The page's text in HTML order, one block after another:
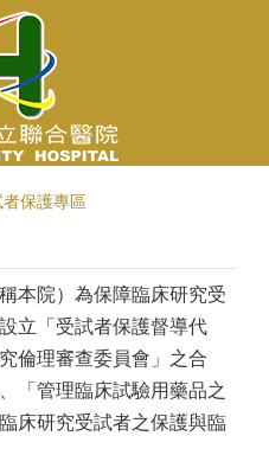
者保護專區
本院）為保障臨床研究受
立「受試者保護督導代
倫理審查委員會」之合
「管理臨床試驗用藥品之
床研究受試者之保護與臨